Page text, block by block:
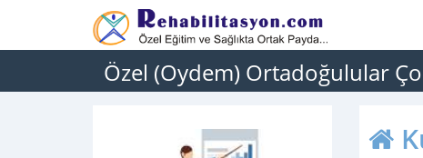
Özel (Oydem) Ortadoğulular